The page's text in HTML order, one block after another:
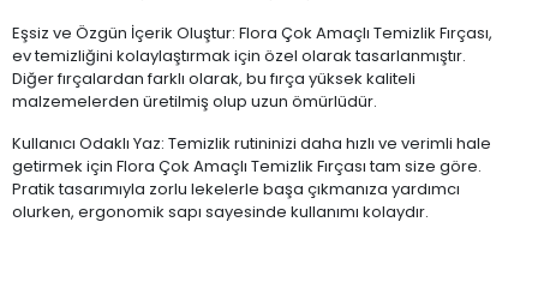
Eşsiz ve Özgün İçerik Oluştur: Flora Çok Amaçlı Temizlik Fırçası,
ev temizliğini kolaylaştırmak için özel olarak tasarlanmıştır.
Diğer fırçalardan farklı olarak, bu fırça yüksek kaliteli
malzemelerden üretilmiş olup uzun ömürlüdür.
Kullanıcı Odaklı Yaz: Temizlik rutininizi daha hızlı ve verimli hale
getirmek için Flora Çok Amaçlı Temizlik Fırçası tam size göre.
Pratik tasarımıyla zorlu lekelerle başa çıkmanıza yardımcı
olurken, ergonomik sapı sayesinde kullanımı kolaydır.